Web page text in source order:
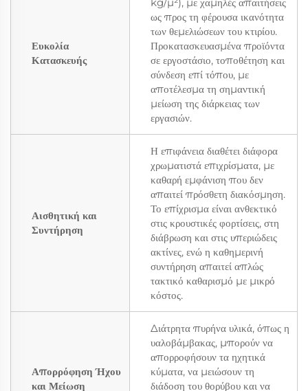
Ευκολία
Κατασκευής
ως προς τη φέρουσα ικανότητα
των θεμελιώσεων του κτιρίου.
Προκατασκευασμένα προϊόντα
σε εργοστάσιο, τοποθέτηση και
σύνδεση επί τόπου, με
αποτέλεσμα τη σημαντική
μείωση της διάρκειας των
εργασιών.
Αισθητική και
Συντήρηση
Η επιφάνεια διαθέτει διάφορα
χρωματιστά επιχρίσματα, με
καθαρή εμφάνιση που δεν
απαιτεί πρόσθετη διακόσμηση.
Το επίχρισμα είναι ανθεκτικό
στις κρουστικές φορτίσεις, στη
διάβρωση και στις υπεριώδεις
ακτίνες, ενώ η καθημερινή
συντήρηση απαιτεί απλώς
τακτικό καθαρισμό με μικρό
κόστος.
Απορρόφηση Ήχου
και Μείωση
Διάτρητα πυρήνα υλικά, όπως η
υαλοβάμβακας, μπορούν να
απορροφήσουν τα ηχητικά
κύματα, να μειώσουν τη
διάδοση του θορύβου και να